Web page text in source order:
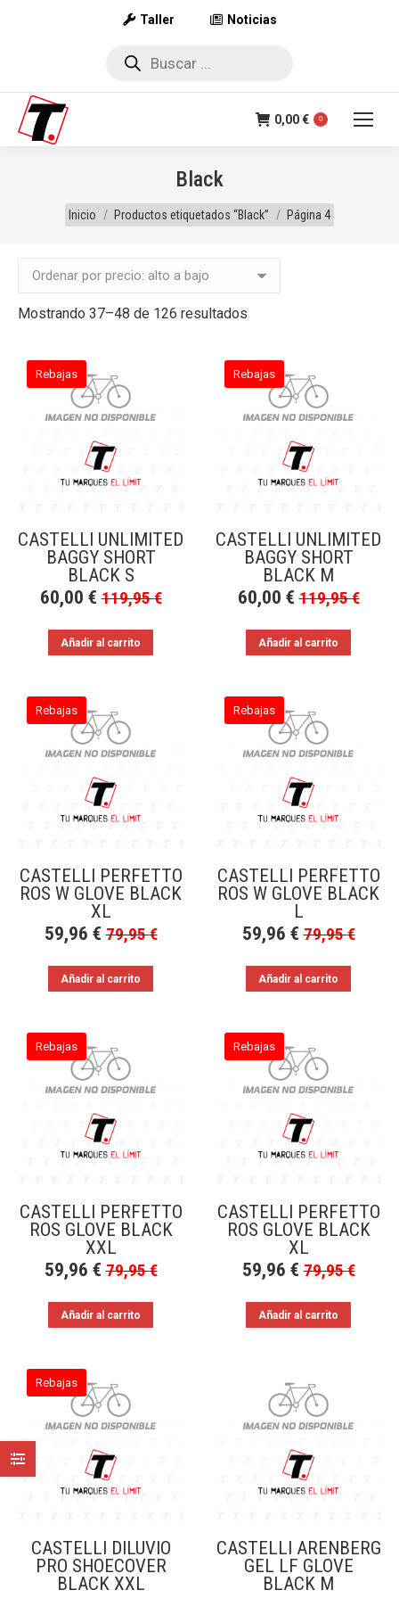
Taller Noticias
Búsqueda
0,00€ 0
Black
Estás aquí:
Inicio Productos etiquetados “Black” Página 4
Mostrando 37–48 de 126 resultados
precio:
alto
bajo
Rebajas
CASTELLI UNLIMITED
BAGGY SHORT
BLACK S
60,00 € 119,95€
Añadir al carrito
Rebajas
CASTELLI UNLIMITED
BAGGY SHORT
BLACK M
60,00 € 119,95€
Añadir al carrito
Rebajas
CASTELLI PERFETTO
ROS W GLOVE BLACK
XL
59,96 € 79,95€
Añadir al carrito
Rebajas
CASTELLI PERFETTO
ROS W GLOVE BLACK
L
59,96 € 79,95€
Añadir al carrito
Rebajas
CASTELLI PERFETTO
ROS GLOVE BLACK
XXL
59,96 € 79,95€
Añadir al carrito
Rebajas
CASTELLI PERFETTO
ROS GLOVE BLACK
XL
59,96 € 79,95€
Añadir al carrito
Rebajas
CASTELLI DILUVIO
PRO SHOECOVER
BLACK XXL
CASTELLI ARENBERG
GEL LF GLOVE
BLACK M